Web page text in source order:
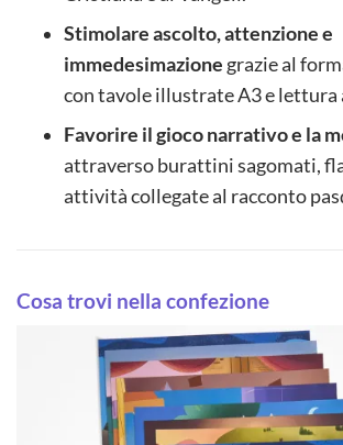
Stimolare ascolto, attenzione e
immedesimazionegrazie al
con tavole illustrate A3 e lettura
Favorire il gioco narrativo e la
attraverso burattini sagomati,
attività collegate al racconto
Cosa trovi nella confezione